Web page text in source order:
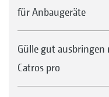
für Anbaugeräte
Gülle gut ausbringen
Catros pro